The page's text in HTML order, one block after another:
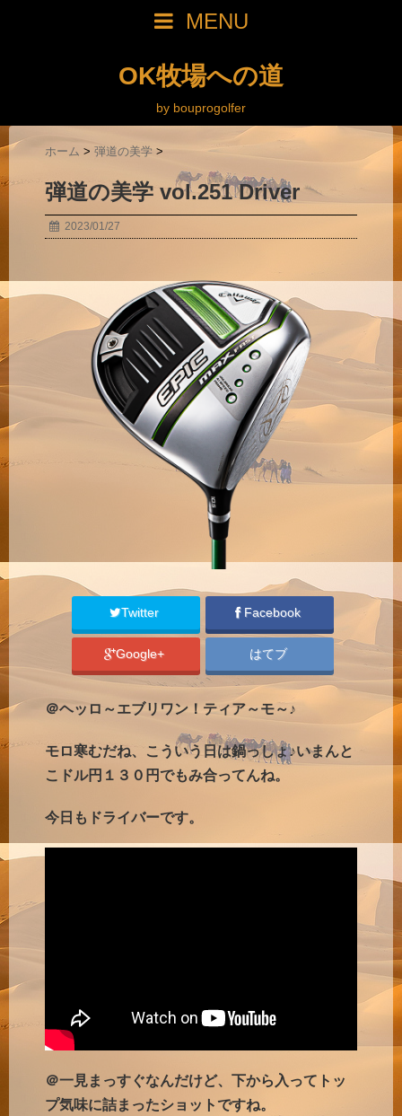
MENU
OK牧場への道
by bouprogolfer
ホーム > 弾道の美学 >
弾道の美学 vol.251 Driver
2023/01/27
Twitter Facebook
Google+ はてブ
＠ヘッロ～エブリワン！ティア～モ～♪
モロ寒むだね、こういう日は鍋っしょ♪いまんと
こドル円１３０円でもみ合ってんね。
今日もドライバーです。
＠一見まっすぐなんだけど、下から入ってトッ
プ気味に詰まったショットですね。